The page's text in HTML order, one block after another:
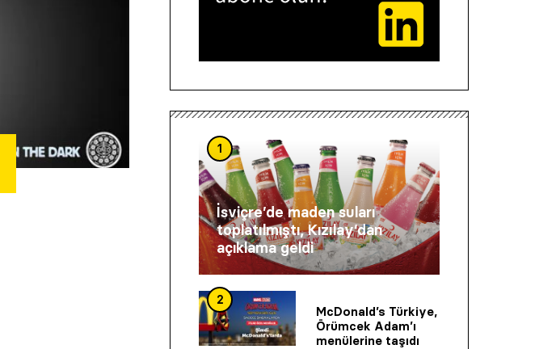
1
İsviçre’de maden suları
toplatılmıştı, Kızılay’dan
açıklama geldi
2
McDonald’s Türkiye,
Örümcek Adam’ı
menülerine taşıdı